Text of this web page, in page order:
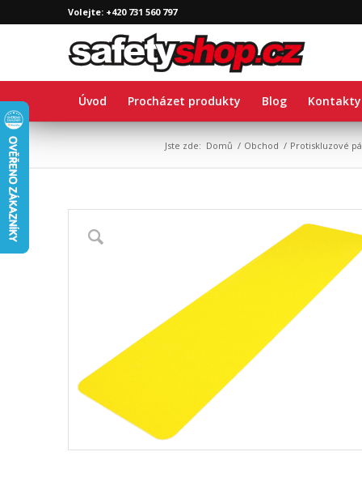
Volejte: +420 731 560 797
Úvod Procházet produkty Blog Kontakty
Jste zde: Domů / Obchod / Protiskluzové